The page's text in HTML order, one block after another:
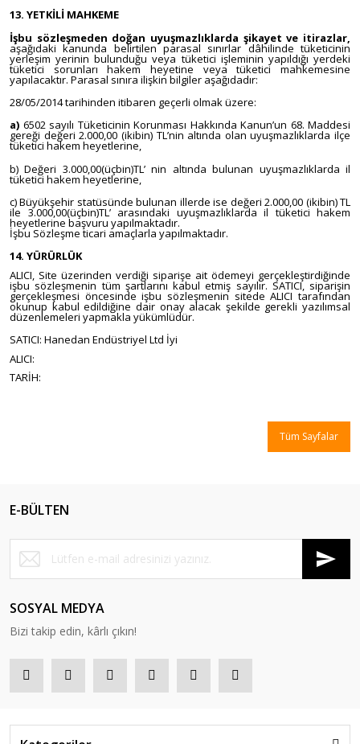
13. YETKİLİ MAHKEME
İşbu sözleşmeden doğan uyuşmazlıklarda şikayet ve itirazlar,
aşağıdaki kanunda belirtilen parasal sınırlar dâhilinde tüketicinin
yerleşim yerinin bulunduğu veya tüketici işleminin yapıldığı yerdeki
tüketici sorunları hakem heyetine veya tüketici mahkemesine
yapılacaktır. Parasal sınıra ilişkin bilgiler aşağıdadır:
28/05/2014 tarihinden itibaren geçerli olmak üzere:
a) 6502 sayılı Tüketicinin Korunması Hakkında Kanun’un 68. Maddesi
gereği değeri 2.000,00 (ikibin) TL’nin altında olan uyuşmazlıklarda ilçe
tüketici hakem heyetlerine,
b) Değeri 3.000,00(üçbin)TL’ nin altında bulunan uyuşmazlıklarda il
tüketici hakem heyetlerine,
c) Büyükşehir statüsünde bulunan illerde ise değeri 2.000,00 (ikibin) TL
ile 3.000,00(üçbin)TL’ arasındaki uyuşmazlıklarda il tüketici hakem
heyetlerine başvuru yapılmaktadır.
İşbu Sözleşme ticari amaçlarla yapılmaktadır.
14. YÜRÜRLÜK
ALICI, Site üzerinden verdiği siparişe ait ödemeyi gerçekleştirdiğinde
işbu sözleşmenin tüm şartlarını kabul etmiş sayılır. SATICI, siparişin
gerçekleşmesi öncesinde işbu sözleşmenin sitede ALICI tarafından
okunup kabul edildiğine dair onay alacak şekilde gerekli yazılımsal
düzenlemeleri yapmakla yükümlüdür.
SATICI: Hanedan Endüstriyel Ltd İyi
ALICI:
TARİH:
Tüm Sayfalar
E-BÜLTEN
SOSYAL MEDYA
Bizi takip edin, kârlı çıkın!